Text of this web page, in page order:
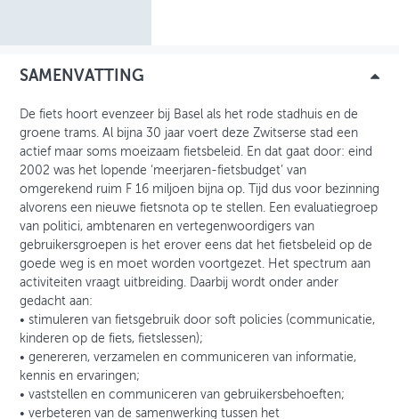
SAMENVATTING
De fiets hoort evenzeer bij Basel als het rode stadhuis en de
groene trams. Al bijna 30 jaar voert deze Zwitserse stad een
actief maar soms moeizaam fietsbeleid. En dat gaat door: eind
2002 was het lopende ‘meerjaren-fietsbudget’ van
omgerekend ruim F 16 miljoen bijna op. Tijd dus voor bezinning
alvorens een nieuwe fietsnota op te stellen. Een evaluatiegroep
van politici, ambtenaren en vertegenwoordigers van
gebruikersgroepen is het erover eens dat het fietsbeleid op de
goede weg is en moet worden voortgezet. Het spectrum aan
activiteiten vraagt uitbreiding. Daarbij wordt onder ander
gedacht aan:
• stimuleren van fietsgebruik door soft policies (communicatie,
kinderen op de fiets, fietslessen);
• genereren, verzamelen en communiceren van informatie,
kennis en ervaringen;
• vaststellen en communiceren van gebruikersbehoeften;
• verbeteren van de samenwerking tussen het